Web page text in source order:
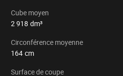
Cube moyen
2 918 dm³
Circonférence moyenne
164 cm
Surface de coupe